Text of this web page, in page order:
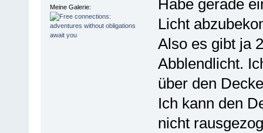
Meine Galerie:
Habe gerade
Licht
Also es gibt ja
Abblendlicht.
über den
Ich kann den
nicht